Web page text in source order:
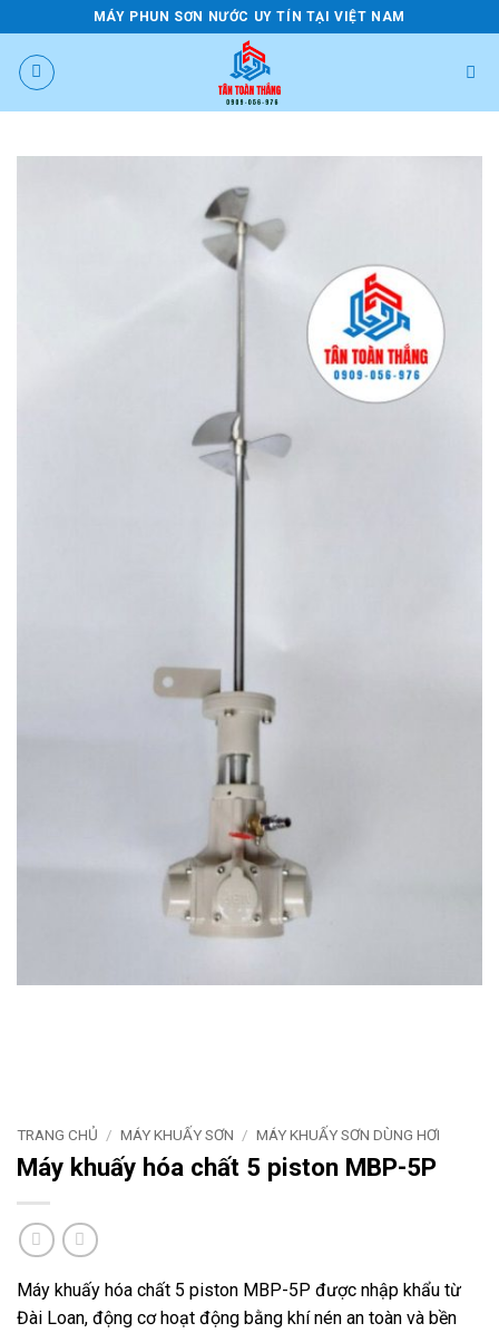
qua
nội
dung
MÁY PHUN SƠN NƯỚC UY TÍN TẠI VIỆT NAM
TRANG CHỦ / MÁY KHUẤY SƠN / MÁY KHUẤY SƠN DÙNG HƠI
Máy khuấy hóa chất 5 piston MBP-5P
Máy khuấy hóa chất 5 piston MBP-5P được nhập khẩu từ
Đài Loan, động cơ hoạt động bằng khí nén an toàn và bền